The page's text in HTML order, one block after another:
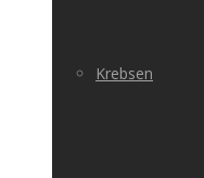
Krebsen